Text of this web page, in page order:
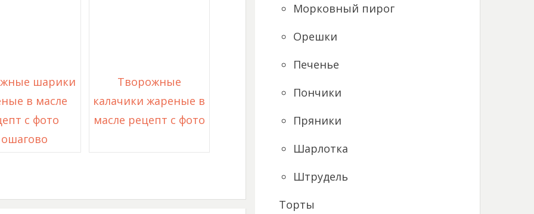
шарики
в масле
с фото
Творожные
калачики жареные в
масле рецепт с фото
Морковный пирог
Орешки
Печенье
Пончики
Пряники
Шарлотка
Штрудель
Торты